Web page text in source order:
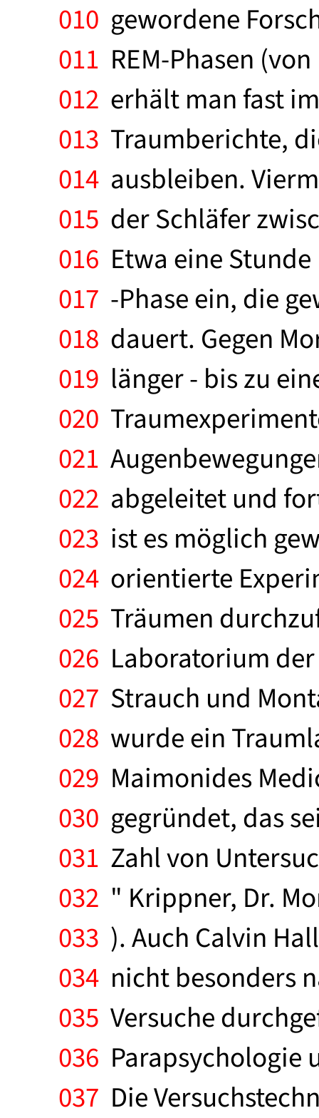
010 gewordene
011 REM-Phasen
012 erhält man fast
013 Traumberichte,
014 ausbleiben.
015 der Schläfer
016 Etwa eine
017 -Phase ein, die
018 dauert. Gegen
019 länger - bis zu
020
021
022 abgeleitet und
023 ist es möglich
024 orientierte
025 Träumen
026 Laboratorium
027 Strauch und
028 wurde ein
029 Maimonides
030 gegründet, das
031 Zahl von
032 " Krippner, Dr.
033 ). Auch Calvin
034 nicht besonders
035 Versuche
036 Parapsychologie
037 Die